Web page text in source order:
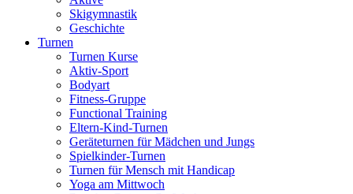
Skigymnastik
Geschichte
Turnen
Turnen Kurse
Aktiv-Sport
Bodyart
Fitness-Gruppe
Functional Training
Eltern-Kind-Turnen
Geräteturnen für Mädchen und Jungs
Spielkinder-Turnen
Turnen für Mensch mit Handicap
Yoga am Mittwoch